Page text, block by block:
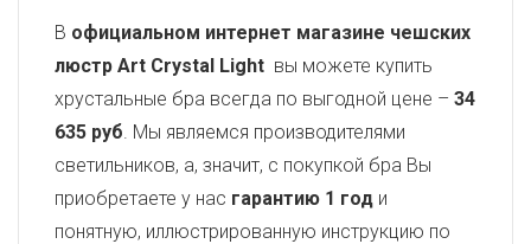
В официальном интернет магазине чешских
люстр Art Crystal Light вы можете купить
хрустальные бра всегда по выгодной цене – 34
635 руб. Мы являемся производителями
светильников, а, значит, с покупкой бра Вы
приобретаете у нас гарантию 1 год и
понятную, иллюстрированную инструкцию по